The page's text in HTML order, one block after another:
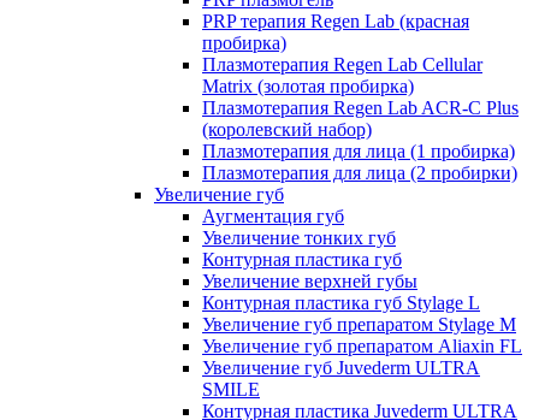
PRP терапия Regen Lab (красная
пробирка)
Плазмотерапия Regen Lab Cellular
Matrix (золотая пробирка)
Плазмотерапия Regen Lab ACR-C Plus
(королевский набор)
Плазмотерапия для лица (1 пробирка)
Плазмотерапия для лица (2 пробирки)
Увеличение губ
Аугментация губ
Увеличение тонких губ
Контурная пластика губ
Увеличение верхней губы
Контурная пластика губ Stylage L
Увеличение губ препаратом Stylage M
Увеличение губ препаратом Aliaxin FL
Увеличение губ Juvederm ULTRA
SMILE
Контурная пластика Juvederm ULTRA